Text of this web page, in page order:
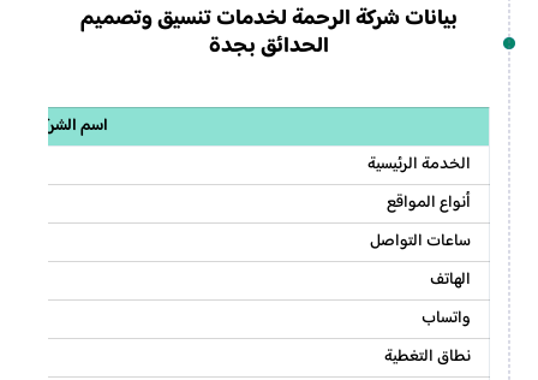
بيانات شركة الرحمة لخدمات تنسيق وتصميم
الحدائق بجدة
اسم الشركة
الخدمة الرئيسية
أنواع المواقع
ساعات التواصل
الهاتف
واتساب
نطاق التغطية